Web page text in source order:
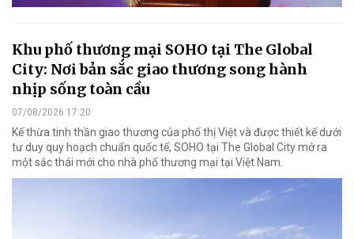
Khu phố thương mại SOHO tại The Global
City: Nơi bản sắc giao thương song hành
nhịp sống toàn cầu
07/08/2026 17:20
Kế thừa tinh thần giao thương của phố thị Việt và được thiết kế dưới
tư duy quy hoạch chuẩn quốc tế, SOHO tại The Global City mở ra
một sắc thái mới cho nhà phố thương mại tại Việt Nam.